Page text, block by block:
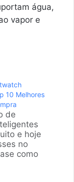
água,
vapor e
10 Melhores
de
e hoje
no
como